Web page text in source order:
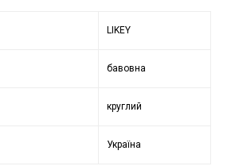
LIKEY
бавовна
круглий
Україна